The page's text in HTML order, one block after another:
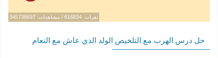
نقرات: 616834 / مشاهدات: 345738697
حل درس الهرب مع التلخيص الولد الذي عاش مع النعام